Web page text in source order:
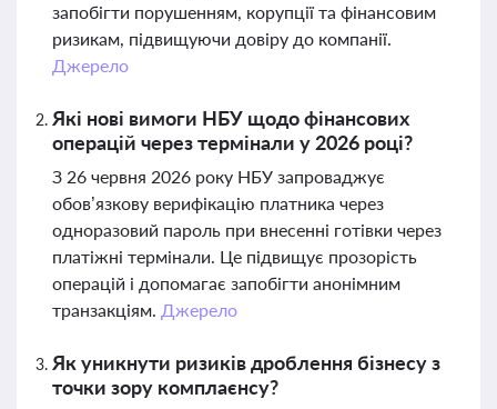
запобігти порушенням, корупції та фінансовим
ризикам, підвищуючи довіру до компанії.
Джерело
Які нові вимоги НБУ щодо фінансових
операцій через термінали у 2026 році?
З 26 червня 2026 року НБУ запроваджує
обов’язкову верифікацію платника через
одноразовий пароль при внесенні готівки через
платіжні термінали. Це підвищує прозорість
операцій і допомагає запобігти анонімним
транзакціям. Джерело
Як уникнути ризиків дроблення бізнесу з
точки зору комплаєнсу?